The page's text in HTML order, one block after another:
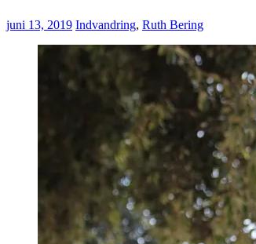
juni 13, 2019 Indvandring, Ruth Bering